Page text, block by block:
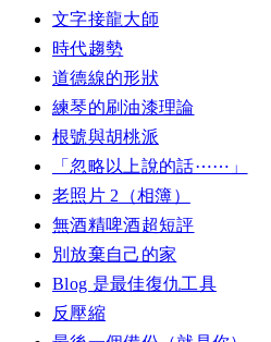
文字接龍大師
時代趨勢
道德線的形狀
練琴的刷油漆理論
根號與胡桃派
「忽略以上說的話⋯⋯」
老照片 2（相簿）
無酒精啤酒超短評
別放棄自己的家
Blog 是最佳復仇工具
反壓縮